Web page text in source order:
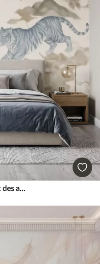
Papiers peints Jardin impérial avec des animaux de style oriental : singe, léopard, tigre, paon et héron